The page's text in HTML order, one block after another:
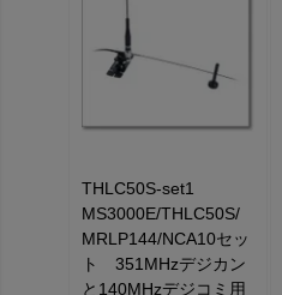
THLC50S-set1
MS3000E/THLC50S/
MRLP144/NCA10セッ
ト 351MHzデジカン
と140MHzデジコミ用